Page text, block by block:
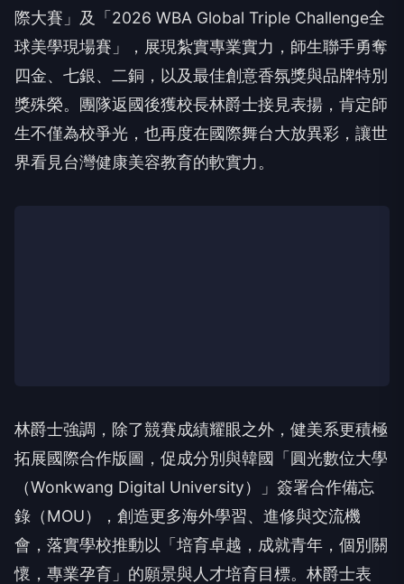
際大賽」及「2026 WBA Global Triple Challenge全
球美學現場賽」，展現紮實專業實力，師生聯手勇奪
四金、七銀、二銅，以及最佳創意香氛獎與品牌特別
獎殊榮。團隊返國後獲校長林爵士接見表揚，肯定師
生不僅為校爭光，也再度在國際舞台大放異彩，讓世
界看見台灣健康美容教育的軟實力。
林爵士強調，除了競賽成績耀眼之外，健美系更積極
拓展國際合作版圖，促成分別與韓國「圓光數位大學
（Wonkwang Digital University）」簽署合作備忘
錄（MOU），創造更多海外學習、進修與交流機
會，落實學校推動以「培育卓越，成就青年，個別關
懷，專業孕育」的願景與人才培育目標。林爵士表